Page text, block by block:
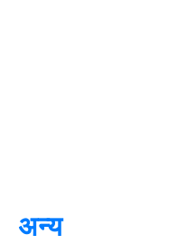
अन्य